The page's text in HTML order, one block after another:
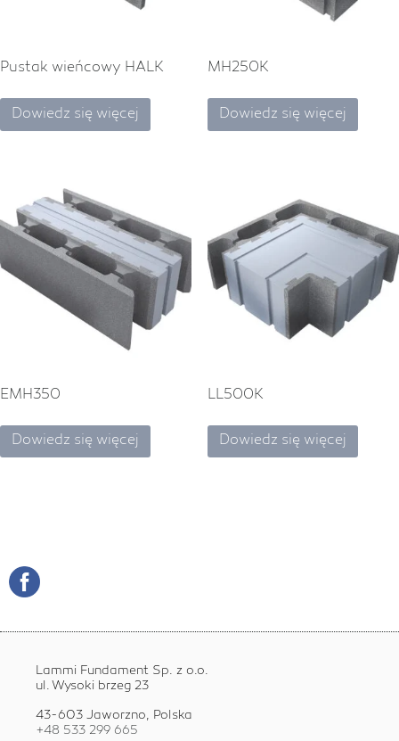
Pustak wieńcowy HALK
Dowiedz się więcej
MH250K
Dowiedz się więcej
EMH350
Dowiedz się więcej
LL500K
Dowiedz się więcej
Lammi Fundament Sp. z o.o.
ul. Wysoki brzeg 23
43-603 Jaworzno, Polska
+48 533 299 665